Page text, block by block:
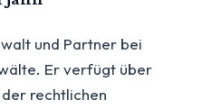
und Partner bei
Er verfügt über
rechtlichen